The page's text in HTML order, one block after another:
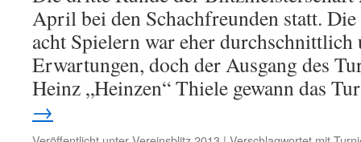
April bei den Schachfreunden statt.
acht Spielern war eher durchschnittlich
Erwartungen, doch der Ausgang des
Heinz „Heinzen“ Thiele gewann das
→